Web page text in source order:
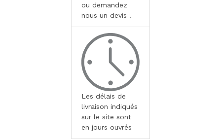
ou demandez
nous un devis !
Les délais de
livraison indiqués
sur le site sont
en jours ouvrés